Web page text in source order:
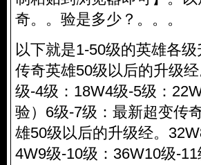
奇。。验是多少？。。。
以下就是1-50级的英雄各
传奇英雄50级以后的升级
级-4级：18W4级-5级：
验）6级-7级：最新超变传
雄50级以后的升级经。
4W9级-10级：36W10级-